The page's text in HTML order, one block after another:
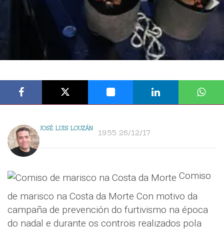
JOSÉ LUIS LOUZÁN 19:55 26/12/17
Comiso
de marisco na Costa da Morte Con motivo da
campaña de prevención do furtivismo na época
do nadal e durante os controis realizados pola